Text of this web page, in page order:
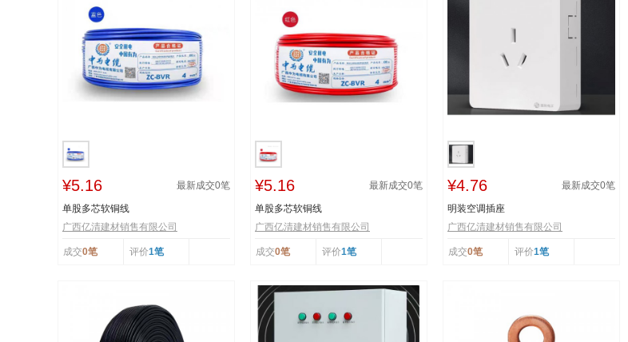
¥5.16 最新成交0笔
单股多芯软铜线
广西亿清建材销售有限公司
成交0笔 评价1笔
¥5.16 最新成交0笔
单股多芯软铜线
广西亿清建材销售有限公司
成交0笔 评价1笔
¥4.76 最新成交0笔
明装空调插座
广西亿清建材销售有限公司
成交0笔 评价1笔